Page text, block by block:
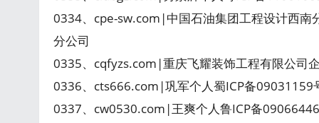
0334、cpe-sw.com|中国石油集团工程设计西南
分公司
0335、cqfyzs.com|重庆飞耀装饰工程有限公司
0336、cts666.com|巩军个人蜀ICP备09031159
0337、cw0530.com|王爽个人鲁ICP备